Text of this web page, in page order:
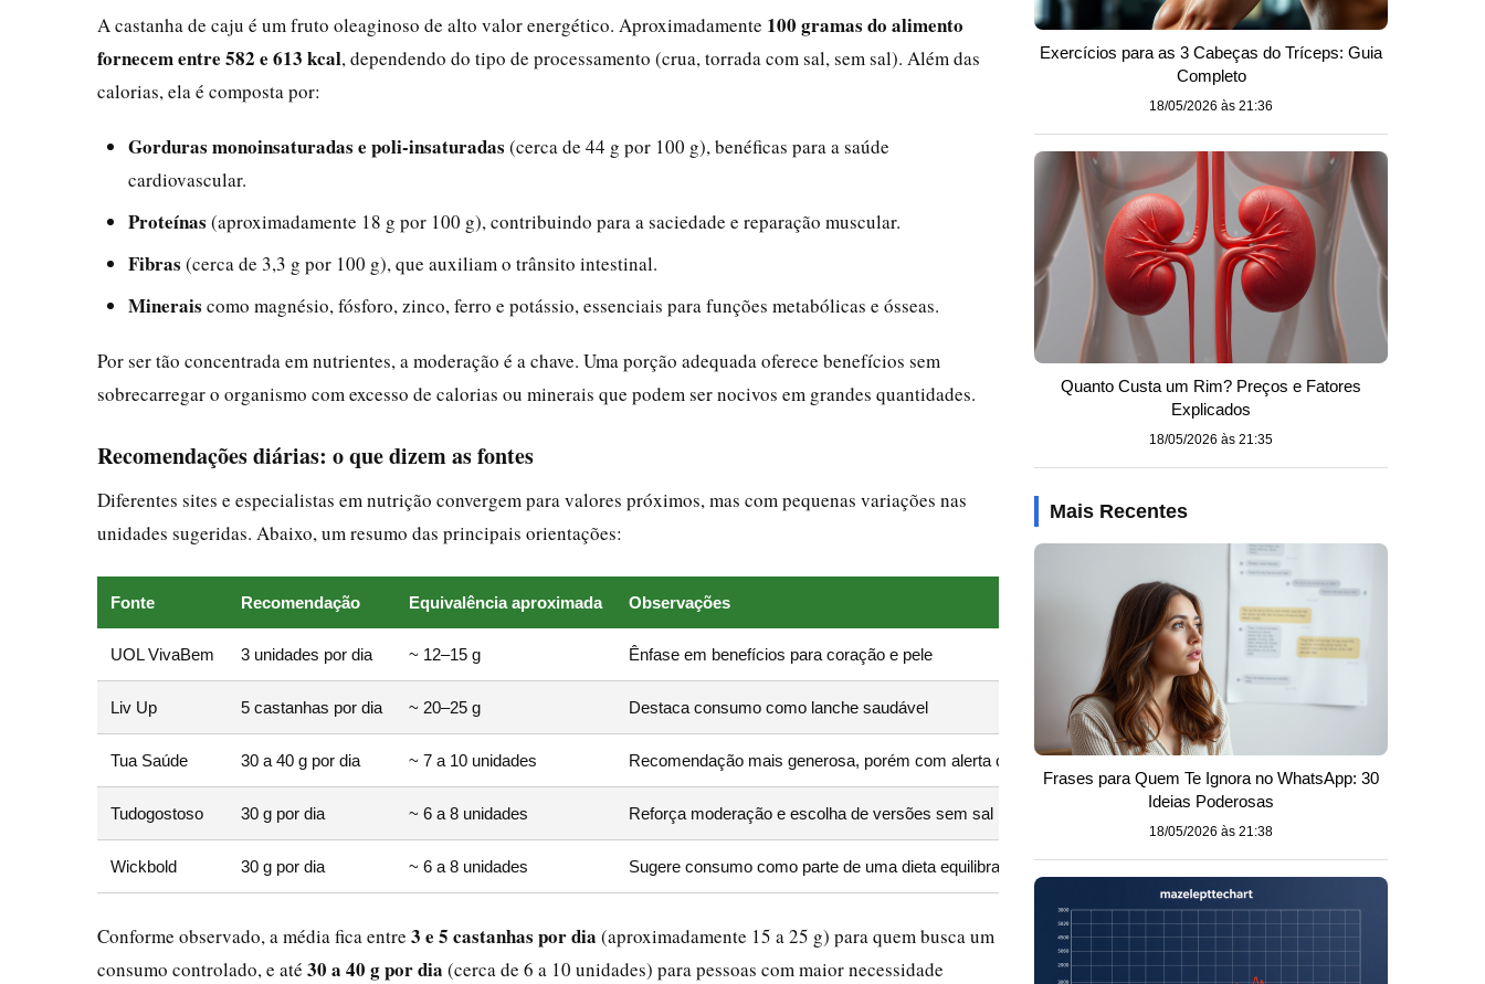
A castanha de caju é um fruto oleaginoso de alto valor energético. Aproximadamente 100 gramas do alimento
fornecem entre 582 e 613 kcal, dependendo do tipo de processamento (crua, torrada com sal, sem sal). Além das
calorias, ela é composta por:
Gorduras monoinsaturadas e poli-insaturadas (cerca de 44 g por 100 g), benéficas para a saúde
cardiovascular.
Proteínas (aproximadamente 18 g por 100 g), contribuindo para a saciedade e reparação muscular.
Fibras (cerca de 3,3 g por 100 g), que auxiliam o trânsito intestinal.
Minerais como magnésio, fósforo, zinco, ferro e potássio, essenciais para funções metabólicas e ósseas.
Por ser tão concentrada em nutrientes, a moderação é a chave. Uma porção adequada oferece benefícios sem
sobrecarregar o organismo com excesso de calorias ou minerais que podem ser nocivos em grandes quantidades.
Recomendações diárias: o que dizem as fontes
Diferentes sites e especialistas em nutrição convergem para valores próximos, mas com pequenas variações nas
unidades sugeridas. Abaixo, um resumo das principais orientações:
Fonte Recomendação Equivalência aproximada Observações
UOL VivaBem 3 unidades por dia ~ 12–15 g Ênfase em benefícios para coração e pele
Liv Up 5 castanhas por dia ~ 20–25 g Destaca consumo como lanche saudável
Tua Saúde 30 a 40 g por dia ~ 7 a 10 unidades Recomendação mais generosa, porém com alerta calórico
Tudogostoso 30 g por dia ~ 6 a 8 unidades Reforça moderação e escolha de versões sem sal
Wickbold 30 g por dia ~ 6 a 8 unidades Sugere consumo como parte de uma dieta equilibrada
Conforme observado, a média fica entre 3 e 5 castanhas por dia (aproximadamente 15 a 25 g) para quem busca um
consumo controlado, e até 30 a 40 g por dia (cerca de 6 a 10 unidades) para pessoas com maior necessidade
Exercícios para as 3 Cabeças do Tríceps: Guia
Completo
18/05/2026 às 21:36
Quanto Custa um Rim? Preços e Fatores
Explicados
18/05/2026 às 21:35
Mais Recentes
Frases para Quem Te Ignora no WhatsApp: 30
Ideias Poderosas
18/05/2026 às 21:38